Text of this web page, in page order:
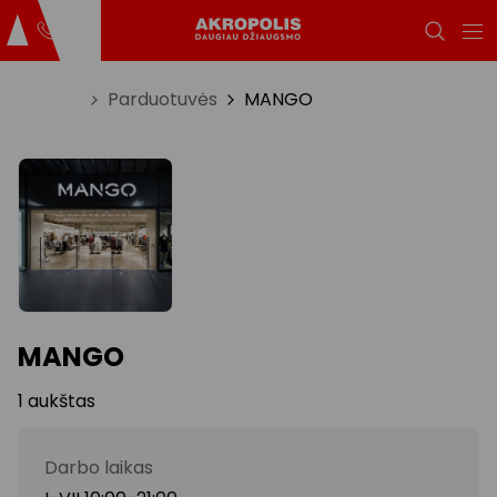
Parduotuvės MANGO
MANGO
1 aukštas
Darbo laikas